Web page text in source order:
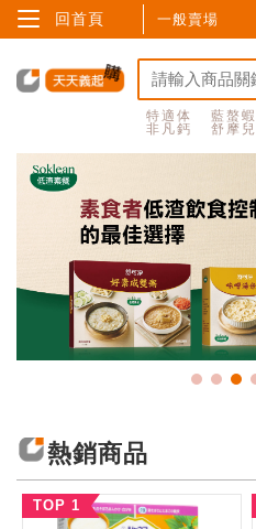
回首頁 一般賣場
特適体 藍螯蝦
非凡鈣
舒摩兒
熱銷商品
TOP 1